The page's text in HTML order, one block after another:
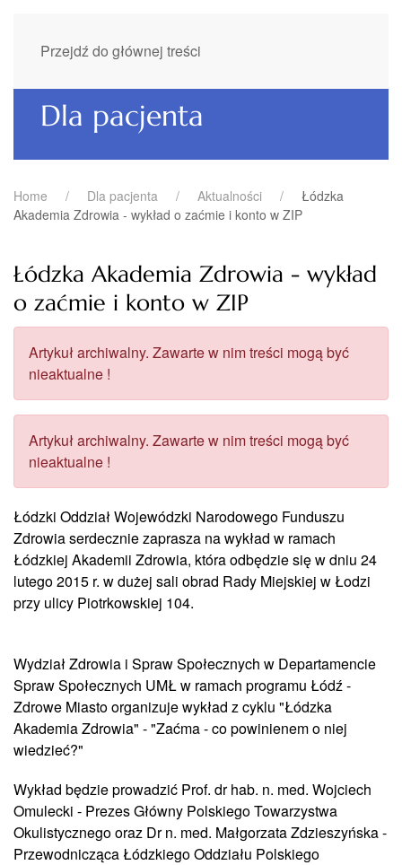
Przejdź do głównej treści
Dla pacjenta
Home Dla pacjenta Aktualności
Łódzka
Akademia Zdrowia - wykład o zaćmie i konto w ZIP
Łódzka Akademia Zdrowia - wykład
o zaćmie i konto w ZIP
Artykuł archiwalny. Zawarte w nim treści mogą być
nieaktualne !
Artykuł archiwalny. Zawarte w nim treści mogą być
nieaktualne !
Łódzki Oddział Wojewódzki Narodowego Funduszu
Zdrowia serdecznie zaprasza na wykład w ramach
Łódzkiej Akademii Zdrowia, która odbędzie się w dniu 24
lutego 2015 r. w dużej sali obrad Rady Miejskiej w Łodzi
przy ulicy Piotrkowskiej 104.
Wydział Zdrowia i Spraw Społecznych w Departamencie
Spraw Społecznych UMŁ w ramach programu Łódź -
Zdrowe Miasto organizuje wykład z cyklu "Łódzka
Akademia Zdrowia" - "Zaćma - co powinienem o niej
wiedzieć?"
Wykład będzie prowadzić Prof. dr hab. n. med. Wojciech
Omulecki - Prezes Główny Polskiego Towarzystwa
Okulistycznego oraz Dr n. med. Małgorzata Zdzieszyńska -
Przewodnicząca Łódzkiego Oddziału Polskiego